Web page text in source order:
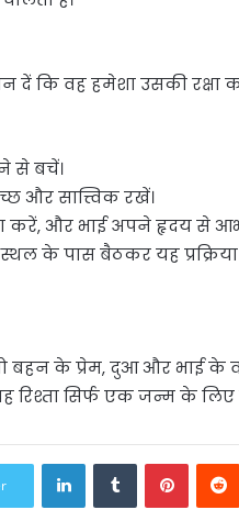
कि वह हमेशा उसकी रक्षा
से बचें।
और सात्त्विक रखें।
करें, और भाई अपने हृदय से
के पास बैठकर यह
बहन के प्रेम, दुआ और भाई के
रिश्ता सिर्फ एक जन्म के
LinkedInTumblr